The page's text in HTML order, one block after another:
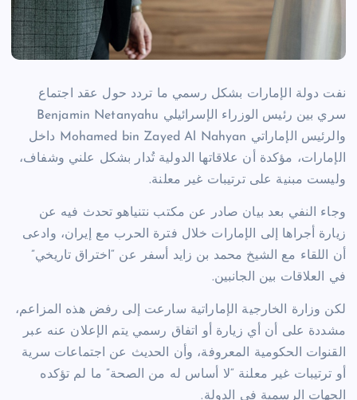
نفت دولة الإمارات بشكل رسمي ما تردد حول عقد اجتماع
سري بين رئيس الوزراء الإسرائيلي Benjamin Netanyahu
والرئيس الإماراتي Mohamed bin Zayed Al Nahyan
داخل
الإمارات، مؤكدة أن علاقاتها الدولية تُدار بشكل علني وشفاف،
وليست مبنية على ترتيبات غير معلنة.
وجاء النفي بعد بيان صادر عن مكتب نتنياهو تحدث فيه عن
زيارة أجراها إلى الإمارات خلال فترة الحرب مع إيران، وادعى
أن اللقاء مع الشيخ محمد بن زايد أسفر عن “اختراق تاريخي”
في العلاقات بين الجانبين.
لكن وزارة الخارجية الإماراتية سارعت إلى رفض هذه المزاعم،
مشددة على أن أي زيارة أو اتفاق رسمي يتم الإعلان عنه عبر
القنوات الحكومية المعروفة، وأن الحديث عن اجتماعات سرية
أو ترتيبات غير معلنة “لا أساس له من الصحة” ما لم تؤكده
الجهات الرسمية في الدولة.